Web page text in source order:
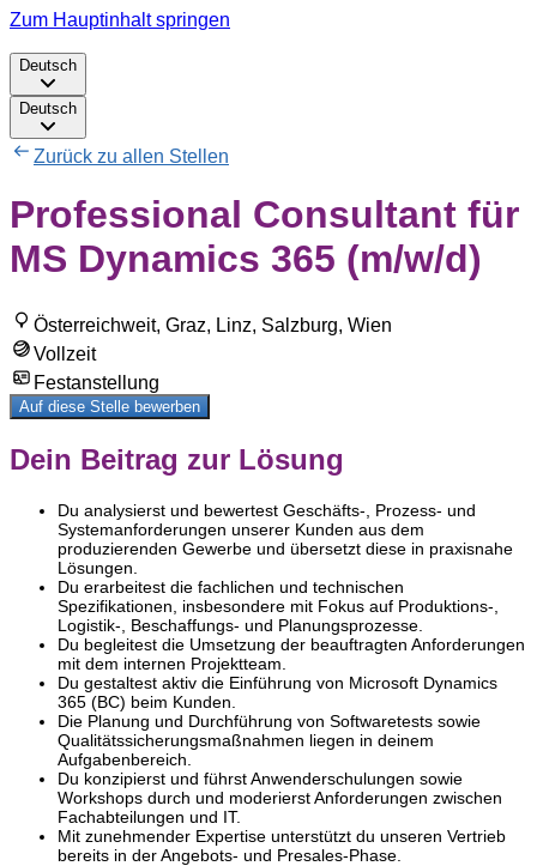
Zum Hauptinhalt springen
Deutsch
Deutsch
Zurück zu allen Stellen
Professional Consultant für
MS Dynamics 365 (m/w/d)
Österreichweit, Graz, Linz, Salzburg, Wien
Vollzeit
Festanstellung
Auf diese Stelle bewerben
Dein Beitrag zur Lösung
Du analysierst und bewertest Geschäfts‑, Prozess‑ und
Systemanforderungen unserer Kunden aus dem
produzierenden Gewerbe und übersetzt diese in praxisnahe
Lösungen.
Du erarbeitest die fachlichen und technischen
Spezifikationen, insbesondere mit Fokus auf Produktions‑,
Logistik‑, Beschaffungs‑ und Planungsprozesse.
Du begleitest die Umsetzung der beauftragten Anforderungen
mit dem internen Projektteam.
Du gestaltest aktiv die Einführung von Microsoft Dynamics
365 (BC) beim Kunden.
Die Planung und Durchführung von Softwaretests sowie
Qualitätssicherungsmaßnahmen liegen in deinem
Aufgabenbereich.
Du konzipierst und führst Anwenderschulungen sowie
Workshops durch und moderierst Anforderungen zwischen
Fachabteilungen und IT.
Mit zunehmender Expertise unterstützt du unseren Vertrieb
bereits in der Angebots‑ und Presales‑Phase.